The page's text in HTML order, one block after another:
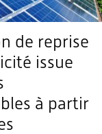
de reprise
issue
à partir